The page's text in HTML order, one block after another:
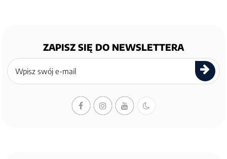
ZAPISZ SIĘ DO NEWSLETTERA
Zapisz
się
newslettera